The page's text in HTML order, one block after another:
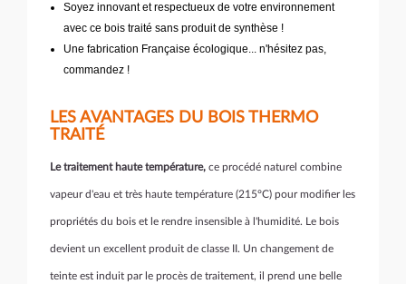
Soyez innovant et respectueux de votre environnement
avec ce bois traité sans produit de synthèse !
Une fabrication Française écologique... n'hésitez pas,
commandez !
LES AVANTAGES DU BOIS THERMO
TRAITÉ
Le traitement haute température, ce procédé naturel combine
vapeur d'eau et très haute température (215°C) pour modifier les
propriétés du bois et le rendre insensible à l'humidité. Le bois
devient un excellent produit de classe II. Un changement de
teinte est induit par le procès de traitement, il prend une belle